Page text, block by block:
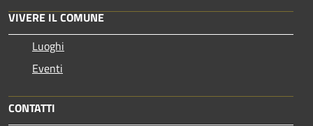
VIVERE IL COMUNE
Luoghi
Eventi
CONTATTI